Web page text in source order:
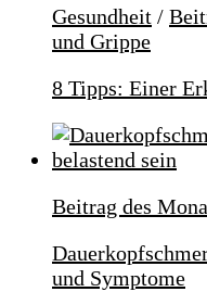
Gesundheit /
und Grippe
8 Tipps: Einer
Beitrag des
und Symptome